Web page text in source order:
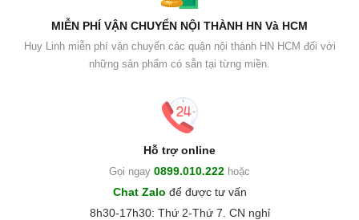
MIỄN PHÍ VẬN CHUYỂN NỘI THÀNH HN Và HCM
Huy Linh miễn phí vận chuyển các quận nội thành HN HCM đối với
những sản phẩm có sẵn tại từng miền.
Hỗ trợ online
Gọi ngay 0899.010.222 hoặc
Chat Zalo để được tư vấn
8h30-17h30: Thứ 2-Thứ 7. CN nghỉ